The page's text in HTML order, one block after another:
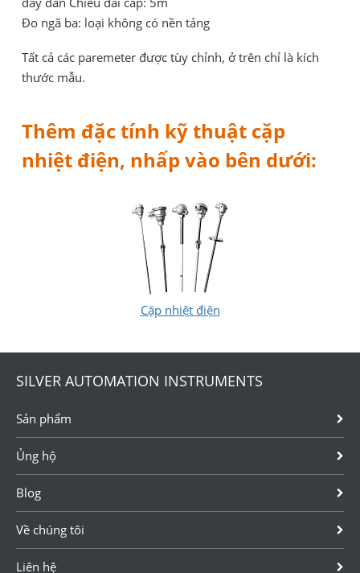
Đo ngã ba: loại không có nền tảng
Tất cả các paremeter được tùy chỉnh, ở trên chỉ là kích
thước mẫu.
Thêm đặc tính kỹ thuật cặp
nhiệt điện, nhấp vào bên dưới:
Cặp nhiệt điện
SILVER AUTOMATION INSTRUMENTS
Sản phẩm
Ủng hộ
Blog
Về chúng tôi
Liên hệ